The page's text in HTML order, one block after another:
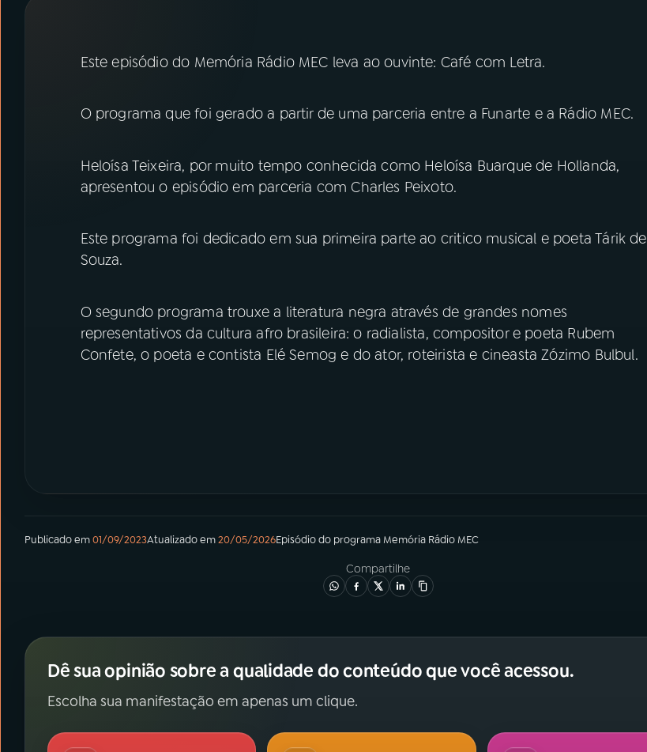
PRÊMIO RÁDIO MEC
YouTube Facebook
Este episódio do Memória Rádio MEC leva ao ouvinte: Café com Letra.
O programa que foi gerado a partir de uma parceria entre a Funarte e a Rádio MEC.
Heloísa Teixeira, por muito tempo conhecida como Heloísa Buarque de Hollanda,
apresentou o episódio em parceria com Charles Peixoto.
Este programa foi dedicado em sua primeira parte ao critico musical e poeta Tárik de
Souza.
O segundo programa trouxe a literatura negra através de grandes nomes
representativos da cultura afro brasileira: o radialista, compositor e poeta Rubem
Confete, o poeta e contista Elé Semog e do ator, roteirista e cineasta Zózimo Bulbul.
Publicado em01/09/2023Atualizado em20/05/2026Episódiodo programa Memória Rádio MEC
Compartilhe
Dê sua opinião sobre a qualidade do conteúdo que você acessou.
Escolha sua manifestação em apenas um clique.